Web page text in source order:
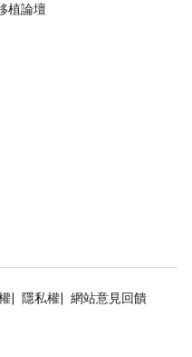
植論壇
隱私權
網站意見回饋